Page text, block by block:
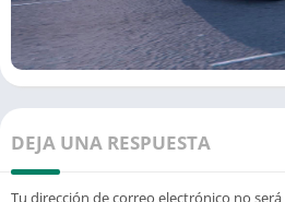
DEJA UNA RESPUESTA
Tu dirección de correo electrónico no